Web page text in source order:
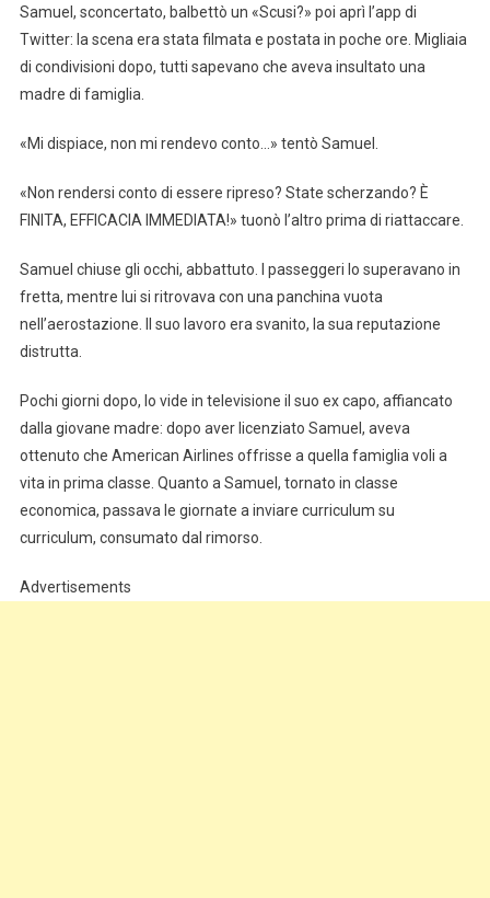
Samuel, sconcertato, balbettò un «Scusi?» poi aprì l’app di
Twitter: la scena era stata filmata e postata in poche ore. Migliaia
di condivisioni dopo, tutti sapevano che aveva insultato una
madre di famiglia.
«Mi dispiace, non mi rendevo conto…» tentò Samuel.
«Non rendersi conto di essere ripreso? State scherzando? È
FINITA, EFFICACIA IMMEDIATA!» tuonò l’altro prima di riattaccare.
Samuel chiuse gli occhi, abbattuto. I passeggeri lo superavano in
fretta, mentre lui si ritrovava con una panchina vuota
nell’aerostazione. Il suo lavoro era svanito, la sua reputazione
distrutta.
Pochi giorni dopo, lo vide in televisione il suo ex capo, affiancato
dalla giovane madre: dopo aver licenziato Samuel, aveva
ottenuto che American Airlines offrisse a quella famiglia voli a
vita in prima classe. Quanto a Samuel, tornato in classe
economica, passava le giornate a inviare curriculum su
curriculum, consumato dal rimorso.
Advertisements